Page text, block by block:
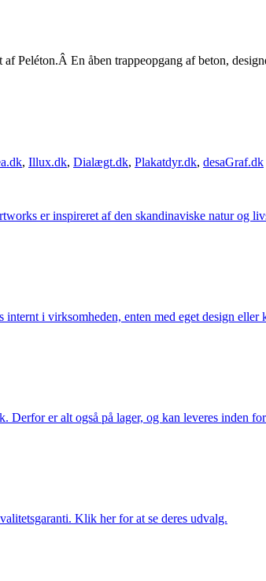
af Peléton.Â En åben trappeopgang af beton,
, Illux.dk, Dialægt.dk, Plakatdyr.dk, desaGraf.dk
er inspireret af den skandinaviske natur og
i virksomheden, enten med eget design
er alt også på lager, og kan leveres inden
Klik her for at se deres udvalg.